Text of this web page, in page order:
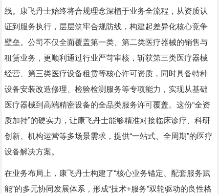
线。康飞丹士始终将合规理念深植于业务全流程，从资质认
证到服务执行，层层筑牢合规防线，构建起差异化核心竞争
壁垒。公司不仅全面覆盖第一类、第二类医疗器械的销售与
租赁业务，更顺利通过行业严苛审核，斩获第三类医疗器械
经营、第三类医疗设备租赁等核心许可资质，同时具备特种
设备安装改造修理、检验检测服务等专项能力，实现从基础
医疗器械到高端精密设备的全品类服务许可覆盖。这份“全资
质加持”的硬实力，让康飞丹士能够精准对接临床诊疗、科研
创新、机构运营等多场景需求，提供“一站式、全周期”的医疗
设备解决方案。
在业务布局上，康飞丹士构建了“核心业务锚定、配套服务赋
能”的多元协同发展体系，形成“技术+服务”双轮驱动的良性格